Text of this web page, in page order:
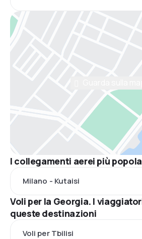
I collegamenti aerei più
Milano - Kutaisi
Voli per la Georgia. I
queste destinazioni
Voli per Tbilisi